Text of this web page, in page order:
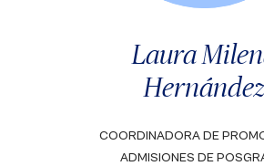
Laura
Hernández
COORDINADORA DE
ADMISIONES DE